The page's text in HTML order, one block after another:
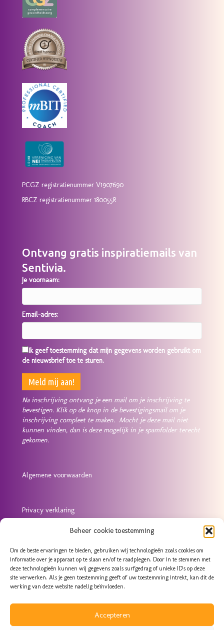
Beheer cookie toestemming
Om de beste ervaringen te bieden, gebruiken wij technologieën zoals cookies om
informatie over je apparaat op te slaan en/of te raadplegen. Door in te stemmen met
deze technologieën kunnen wij gegevens zoals surfgedrag of unieke ID's op deze
site verwerken. Als je geen toestemming geeft of uw toestemming intrekt, kan dit de
werking van deze website nadelig beïnvloeden.
Accepteren
PCGZ registratienummer V1907690
RBCZ registratienummer 180055R
Ontvang gratis inspiratiemails van
Sentivia.
Je voornaam:
Email-adres:
Ik geef toestemming dat mijn gegevens worden gebruikt om
de nieuwsbrief toe te sturen.
Na inschrijving ontvang je een mail om je inschrijving te
bevestigen. Klik op de knop in de bevestigingsmail om je
inschrijving compleet te maken. Mocht je deze mail niet
kunnen vinden, dan is deze mogelijk in je spamfolder terecht
gekomen.
Algemene voorwaarden
Privacy verklaring
Klachtenregeling
Meldcode Huiselijk Geweld